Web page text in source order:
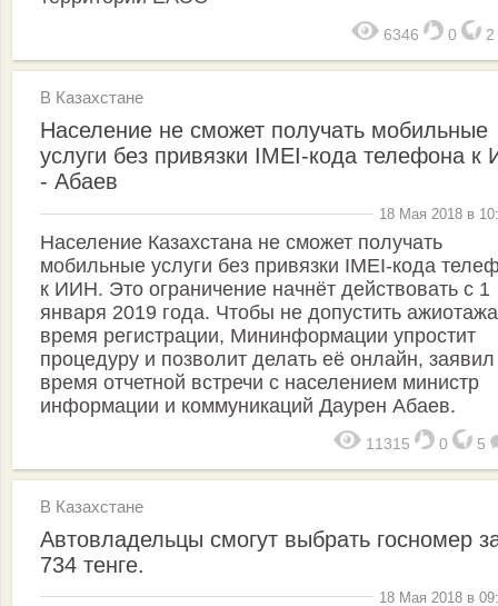
6346 0 2
В Казахстане
​Население не сможет получать мобильные
услуги без привязки IMEI-кода телефона к
- Абаев
18 Мая 2018 в
Население Казахстана не сможет получать
мобильные услуги без привязки IMEI-кода
к ИИН. Это ограничение начнёт действовать с 1
января 2019 года. Чтобы не допустить
время регистрации, Мининформации упростит
процедуру и позволит делать её онлайн,
время отчетной встречи с населением министр
информации и коммуникаций Даурен Абаев.
11315 0 5
В Казахстане
Автовладельцы смогут выбрать госномер
734 тенге.
18 Мая 2018 в